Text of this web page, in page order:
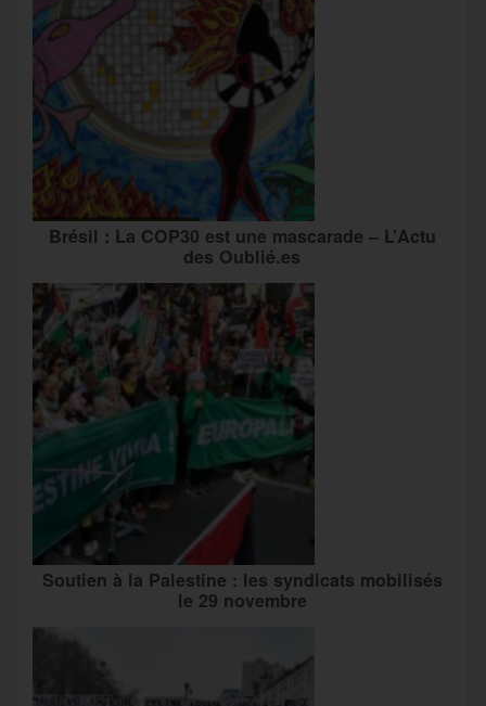
Brésil : La COP30 est une mascarade – L’Actu
des Oublié.es
Soutien à la Palestine : les syndicats mobilisés
le 29 novembre